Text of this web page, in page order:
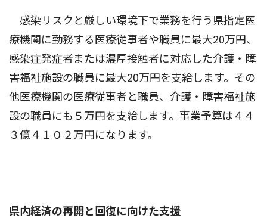
感染リスクと厳しい環境下で業務を行う県指定医
療機関に勤務する医療従事者や職員に最大20万円、
感染症発症者または濃厚接触者に対応した介護・障
害福祉施設の職員に最大20万円を支給します。その
他医療機関の医療従事者と職員、介護・障害福祉施
設の職員にも５万円を支給します。事業予算は４４
３億４１０２万円になります。
県内経済の再開と回復に向けた支援